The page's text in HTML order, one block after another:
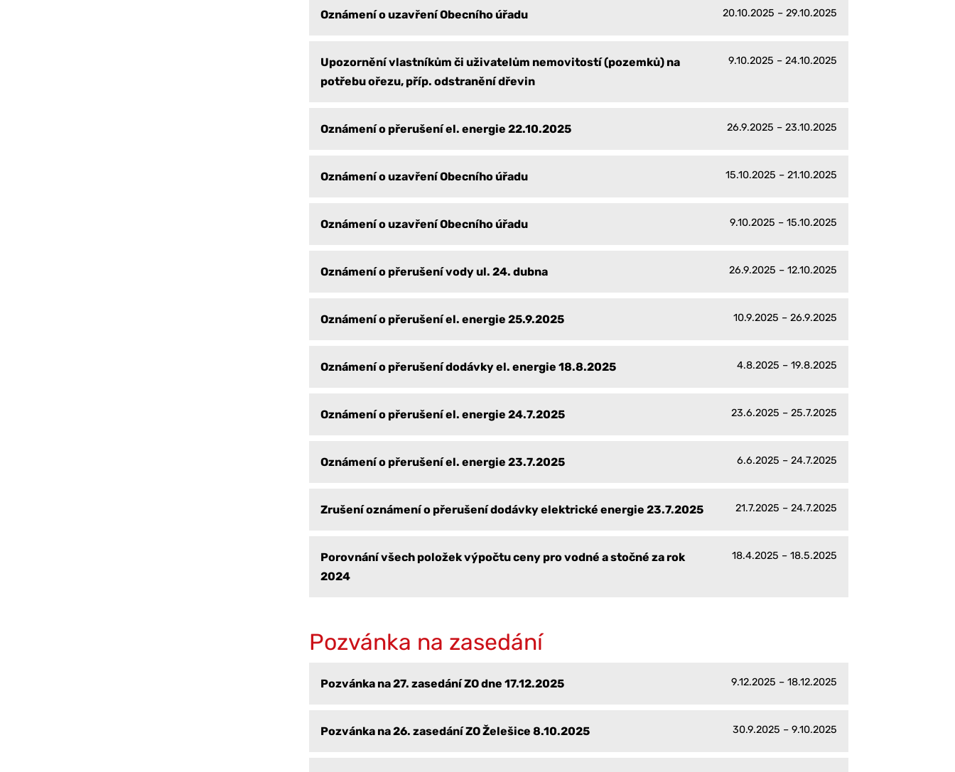
Oznámení o uzavření Obecního úřadu 20.10.2025 – 29.10.2025
Upozornění vlastníkům či uživatelům nemovitostí (pozemků) na
potřebu ořezu, příp. odstranění dřevin
9.10.2025 – 24.10.2025
Oznámení o přerušení el. energie 22.10.2025 26.9.2025 – 23.10.2025
Oznámení o uzavření Obecního úřadu 15.10.2025 – 21.10.2025
Oznámení o uzavření Obecního úřadu 9.10.2025 – 15.10.2025
Oznámení o přerušení vody ul. 24. dubna 26.9.2025 – 12.10.2025
Oznámení o přerušení el. energie 25.9.2025 10.9.2025 – 26.9.2025
Oznámení o přerušení dodávky el. energie 18.8.2025 4.8.2025 – 19.8.2025
Oznámení o přerušení el. energie 24.7.2025 23.6.2025 – 25.7.2025
Oznámení o přerušení el. energie 23.7.2025 6.6.2025 – 24.7.2025
Zrušení oznámení o přerušení dodávky elektrické energie 23.7.2025 21.7.2025 – 24.7.2025
Porovnání všech položek výpočtu ceny pro vodné a stočné za rok
2024
18.4.2025 – 18.5.2025
Pozvánka na zasedání
Pozvánka na 27. zasedání ZO dne 17.12.2025 9.12.2025 – 18.12.2025
Pozvánka na 26. zasedání ZO Želešice 8.10.2025 30.9.2025 – 9.10.2025